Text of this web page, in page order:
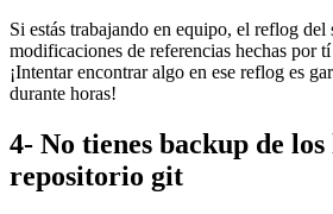
Si estás trabajando en equipo, el reflog del
modificaciones de referencias hechas por
¡Intentar encontrar algo en ese reflog es
durante horas!
4- No tienes backup de los
repositorio git